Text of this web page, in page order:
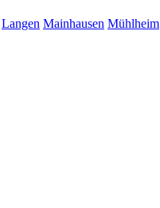
Langen Mainhausen Mühlheim